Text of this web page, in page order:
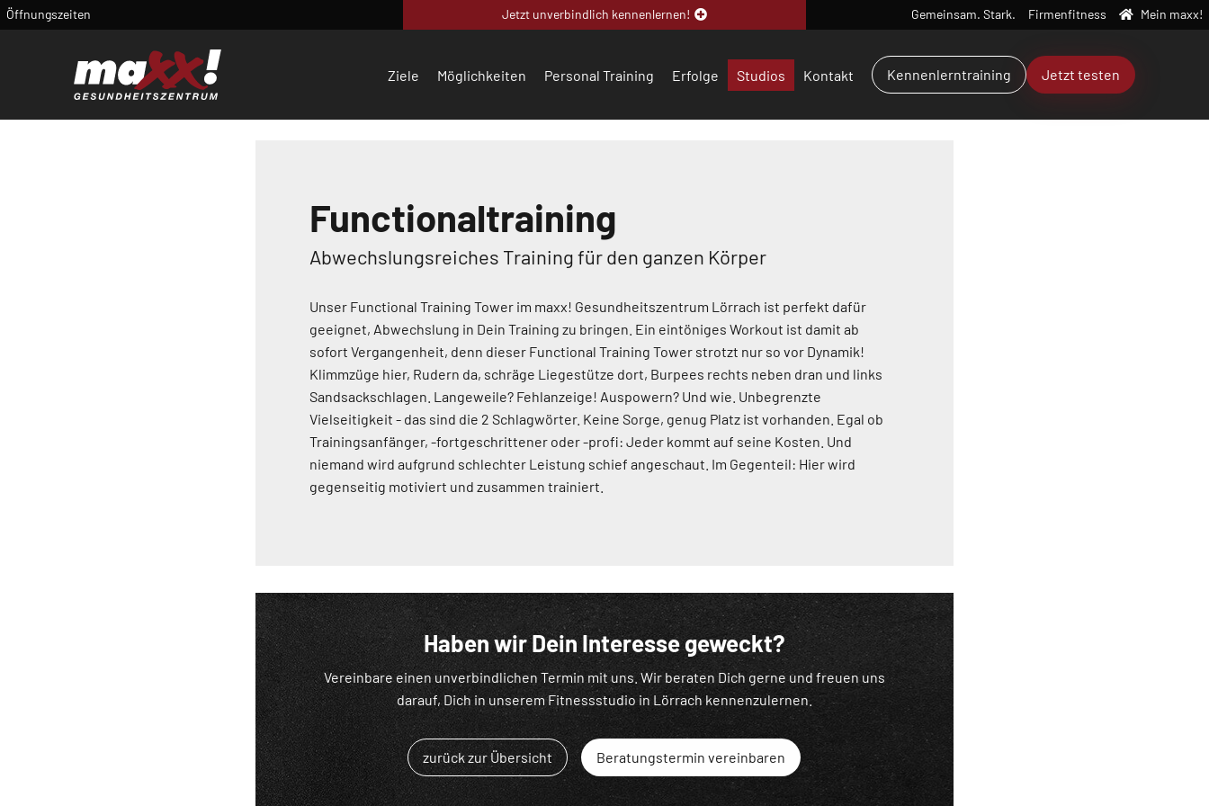
Jetzt unverbindlich kennenlernen!
Öffnungszeiten Gemeinsam. Stark. Firmenfitness Mein maxx!
Ziele Möglichkeiten Personal Training Erfolge Studios Kontakt Kennenlerntraining Jetzt testen
Functionaltraining
Abwechslungsreiches Training für den ganzen Körper
Unser Functional Training Tower im maxx! Gesundheitszentrum Lörrach ist perfekt dafür
geeignet, Abwechslung in Dein Training zu bringen. Ein eintöniges Workout ist damit ab
sofort Vergangenheit, denn dieser Functional Training Tower strotzt nur so vor Dynamik!
Klimmzüge hier, Rudern da, schräge Liegestütze dort, Burpees rechts neben dran und links
Sandsackschlagen. Langeweile? Fehlanzeige! Auspowern? Und wie. Unbegrenzte
Vielseitigkeit - das sind die 2 Schlagwörter. Keine Sorge, genug Platz ist vorhanden. Egal ob
Trainingsanfänger, -fortgeschrittener oder -profi: Jeder kommt auf seine Kosten. Und
niemand wird aufgrund schlechter Leistung schief angeschaut. Im Gegenteil: Hier wird
gegenseitig motiviert und zusammen trainiert.
Haben wir Dein Interesse geweckt?
Vereinbare einen unverbindlichen Termin mit uns. Wir beraten Dich gerne und freuen uns
darauf, Dich in unserem Fitnessstudio in Lörrach kennenzulernen.
zurück zur Übersicht Beratungstermin vereinbaren